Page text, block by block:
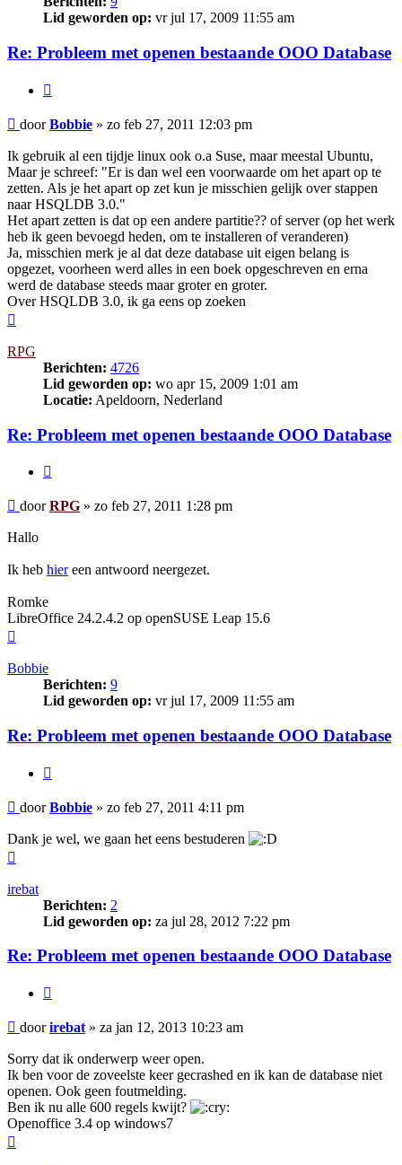
Lid geworden op: vr jul 17, 2009 11:55 am
Re: Probleem met openen bestaande OOO Database
Bericht
doorBobbie » zo feb 27, 2011 12:03 pm
Ik gebruik al een tijdje linux ook o.a Suse, maar meestal Ubuntu,
Maar je schreef: "Er is dan wel een voorwaarde om het apart op te
zetten. Als je het apart op zet kun je misschien gelijk over stappen
naar HSQLDB 3.0."
Het apart zetten is dat op een andere partitie?? of server (op het werk
heb ik geen bevoegd heden, om te installeren of veranderen)
Ja, misschien merk je al dat deze database uit eigen belang is
opgezet, voorheen werd alles in een boek opgeschreven en erna
werd de database steeds maar groter en groter.
Over HSQLDB 3.0, ik ga eens op zoeken
RPG
Berichten: 4726
Lid geworden op: wo apr 15, 2009 1:01 am
Locatie: Apeldoorn, Nederland
Re: Probleem met openen bestaande OOO Database
Bericht
doorRPG » zo feb 27, 2011 1:28 pm
Hallo
Ik heb hiereen antwoord neergezet.
Romke
LibreOffice 24.2.4.2 op openSUSE Leap 15.6
Bobbie
Berichten: 9
Lid geworden op: vr jul 17, 2009 11:55 am
Re: Probleem met openen bestaande OOO Database
Bericht
doorBobbie » zo feb 27, 2011 4:11 pm
Dank je wel, we gaan het eens bestuderen
irebat
Berichten: 2
Lid geworden op: za jul 28, 2012 7:22 pm
Re: Probleem met openen bestaande OOO Database
Bericht
doorirebat » za jan 12, 2013 10:23 am
Sorry dat ik onderwerp weer open.
Ik ben voor de zoveelste keer gecrashed en ik kan de database niet
openen. Ook geen foutmelding.
Ben ik nu alle 600 regels kwijt?
Openoffice 3.4 op windows7